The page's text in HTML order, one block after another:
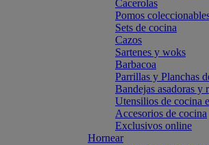
Cacerolas
Pomos
Sets de cocina
Cazos
Sartenes y woks
Barbacoa
Parrillas y Planchas
Bandejas asadoras y
Utensilios de cocina
Accesorios de cocina
Exclusivos online
Hornear